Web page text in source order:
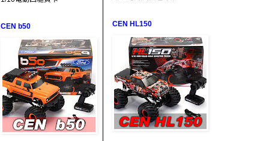
CEN b50 CEN HL150